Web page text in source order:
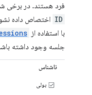
فرد هستند. در برخی
ID اختصاص داده
با استفاده از API
جلسه وجود داشته
ناشناس
بولی